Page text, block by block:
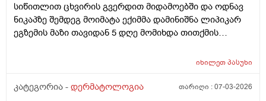
სიწითლით ცხვირის გვერდით მიდამოებში და ოდნავ
ნიკაპზე შემდეგ მოიმატა ექიმმა დამინიშნა ლიპიკარ
ეგზემის მაზი თავიდან 5 დღე მომიხდა თითქმის
და დაემატა წარბებს შორის . გავაგრძელე ეს ეგზემია
არ ვისმევ მაგრამ კანი მაქვს საშინლად გამომშრალი
იხილეთპასუხი
კატეგორია - დერმატოლოგია თარიღი :07-03-2026